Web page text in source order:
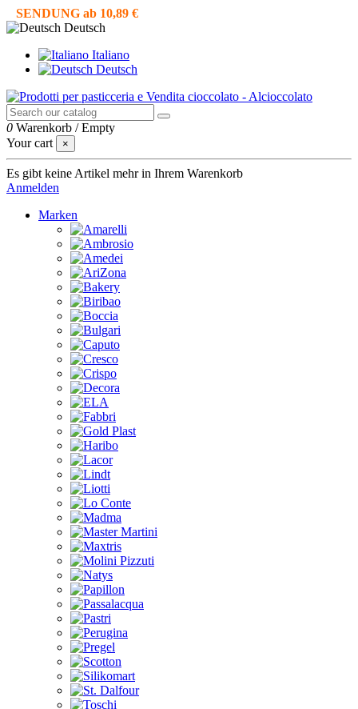
SENDUNG ab 10,89 €
Deutsch
Italiano
Deutsch
0 Warenkorb /Empty
Your cart
×
Es gibt keine Artikel mehr in Ihrem Warenkorb
Anmelden
Marken